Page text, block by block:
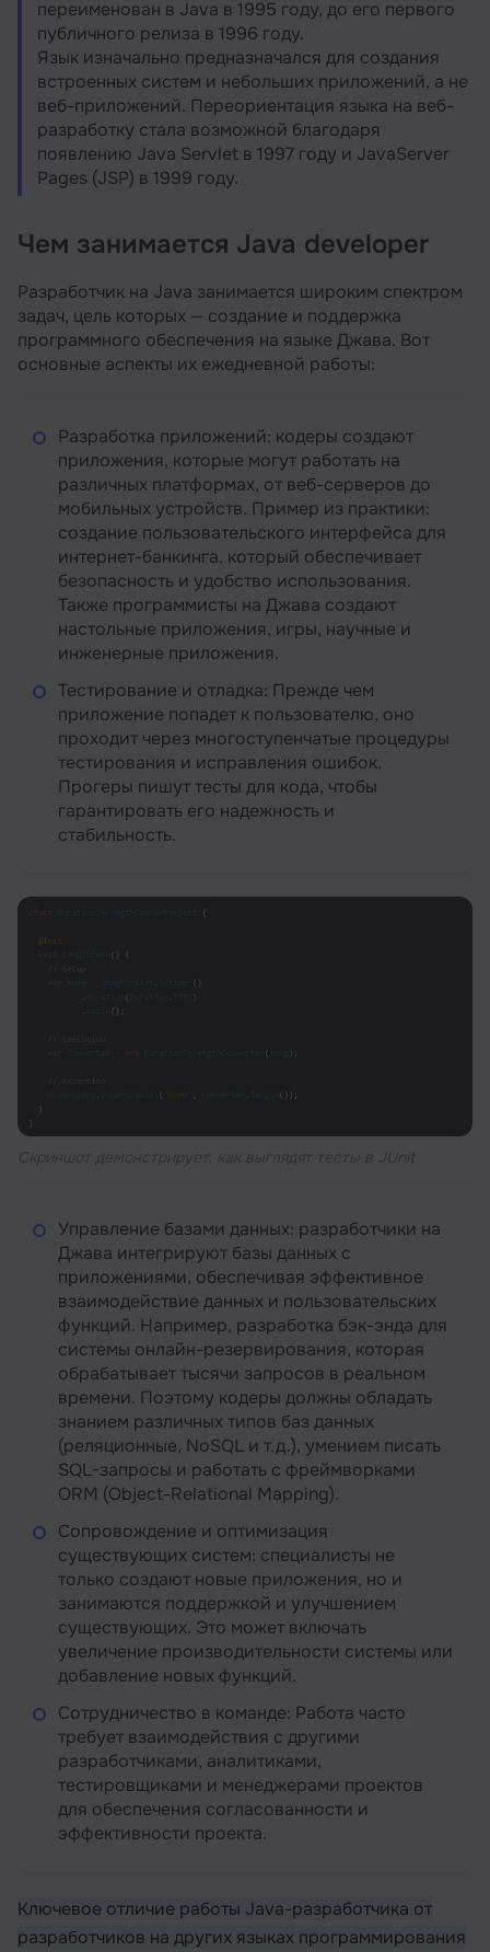
переименован в Java в 1995 году, до его первого
публичного релиза в 1996 году.
Язык изначально предназначался для создания
встроенных систем и небольших приложений, а не
веб-приложений. Переориентация языка на веб-
разработку стала возможной благодаря
появлению Java Servlet в 1997 году и JavaServer
Pages (JSP) в 1999 году.
Чем занимается Java developer
Разработчик на Java занимается широким спектром
задач, цель которых — создание и поддержка
программного обеспечения на языке Джава. Вот
основные аспекты их ежедневной работы:
Разработка приложений: кодеры создают
приложения, которые могут работать на
различных платформах, от веб-серверов до
мобильных устройств. Пример из практики:
создание пользовательского интерфейса для
интернет-банкинга, который обеспечивает
безопасность и удобство использования.
Также программисты на Джава создают
настольные приложения, игры, научные и
инженерные приложения.
Тестирование и отладка: Прежде чем
приложение попадет к пользователю, оно
проходит через многоступенчатые процедуры
тестирования и исправления ошибок.
Прогеры пишут тесты для кода, чтобы
гарантировать его надежность и
стабильность.
Управление базами данных: разработчики на
Джава интегрируют базы данных с
приложениями, обеспечивая эффективное
взаимодействие данных и пользовательских
функций. Например, разработка бэк-энда для
системы онлайн-резервирования, которая
обрабатывает тысячи запросов в реальном
времени. Поэтому кодеры должны обладать
знанием различных типов баз данных
(реляционные, NoSQL и т.д.), умением писать
SQL-запросы и работать с фреймворками
ORM (Object-Relational Mapping).
Сопровождение и оптимизация
существующих систем: специалисты не
только создают новые приложения, но и
занимаются поддержкой и улучшением
существующих. Это может включать
увеличение производительности системы или
добавление новых функций.
Сотрудничество в команде: Работа часто
требует взаимодействия с другими
разработчиками, аналитиками,
тестировщиками и менеджерами проектов
для обеспечения согласованности и
эффективности проекта.
Ключевое отличие работы Java-разработчика от
разработчиков на других языках программирования